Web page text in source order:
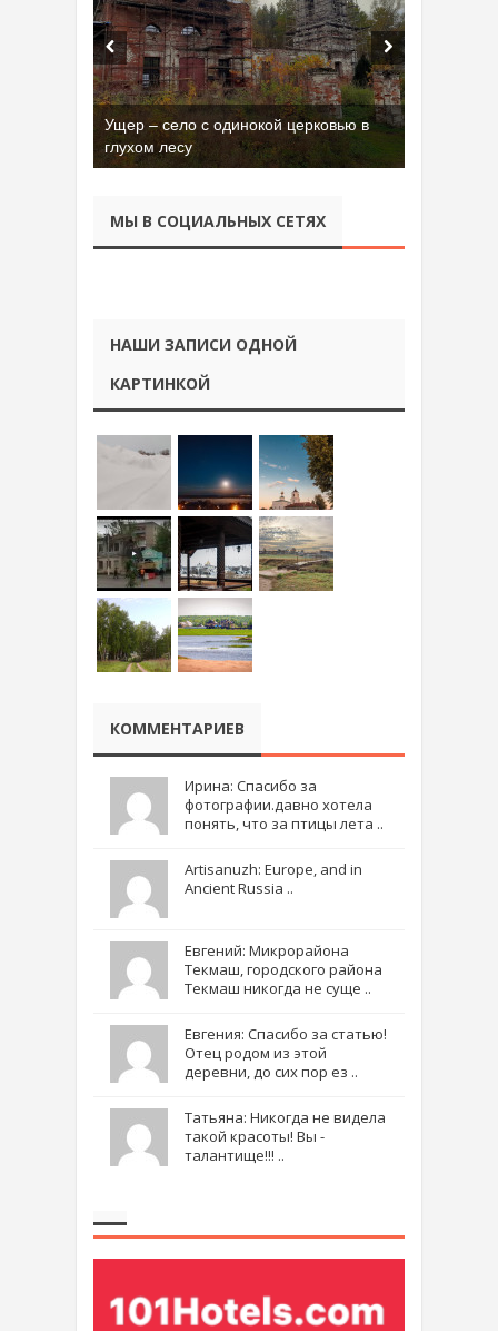
Ущер – село с одинокой церковью в
глухом лесу
Бывшая танковая часть имени Сухэ-
Батора во Владимире
МЫ В СОЦИАЛЬНЫХ СЕТЯХ
НАШИ ЗАПИСИ ОДНОЙ
КАРТИНКОЙ
КОММЕНТАРИЕВ
Ирина: Спасибо за
фотографии.давно хотела
понять, что за птицы лета ..
Artisanuzh: Europe, and in
Ancient Russia ..
Евгений: Микрорайона
Текмаш, городского района
Текмаш никогда не суще ..
Евгения: Спасибо за статью!
Отец родом из этой
деревни, до сих пор ез ..
Татьяна: Никогда не видела
такой красоты! Вы -
талантище!!! ..